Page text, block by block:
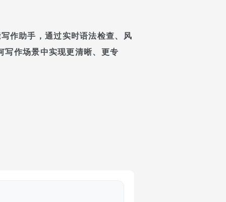
作助手，通过实时语法检查、风
写作场景中实现更清晰、更专